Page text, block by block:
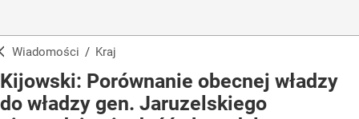
Wiadomości / Kraj
Kijowski: Porównanie obecnej władzy
do władzy gen. Jaruzelskiego